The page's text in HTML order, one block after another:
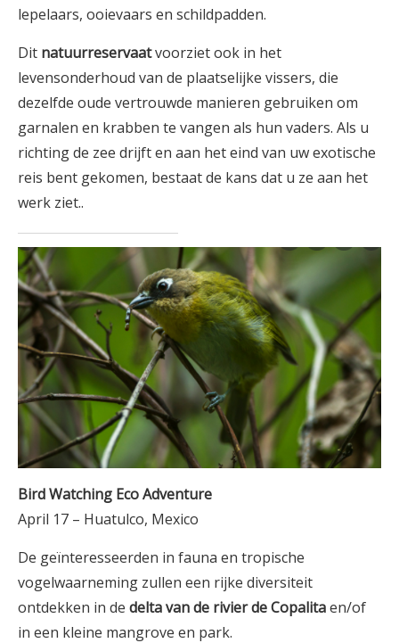
lepelaars, ooievaars en schildpadden.
Dit natuurreservaatvoorziet ook in het
levensonderhoud van de plaatselijke vissers, die
dezelfde oude vertrouwde manieren gebruiken om
garnalen en krabben te vangen als hun vaders. Als u
richting de zee drijft en aan het eind van uw exotische
reis bent gekomen, bestaat de kans dat u ze aan het
werk ziet..
Bird Watching Eco Adventure
April 17 – Huatulco, Mexico
De geïnteresseerden in fauna en tropische
vogelwaarneming zullen een rijke diversiteit
ontdekken in de delta van de rivier de Copalitaen/of
in een kleine mangrove en park.